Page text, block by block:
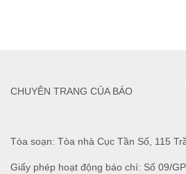
Tòa soạn: Tòa nhà Cục Tần Số, 115
Giấy phép hoạt động báo chí: Số 09/
CHUYÊN TRANG CỦA BÁO